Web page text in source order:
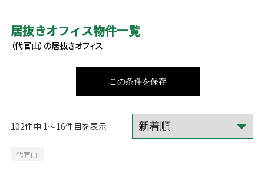
居抜きオフィス物件一覧
（代官山）の居抜きオフィス
この条件を保存
102件中 1～16件目を表示
代官山